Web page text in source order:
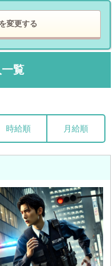
変更する
覧
時給順 月給順